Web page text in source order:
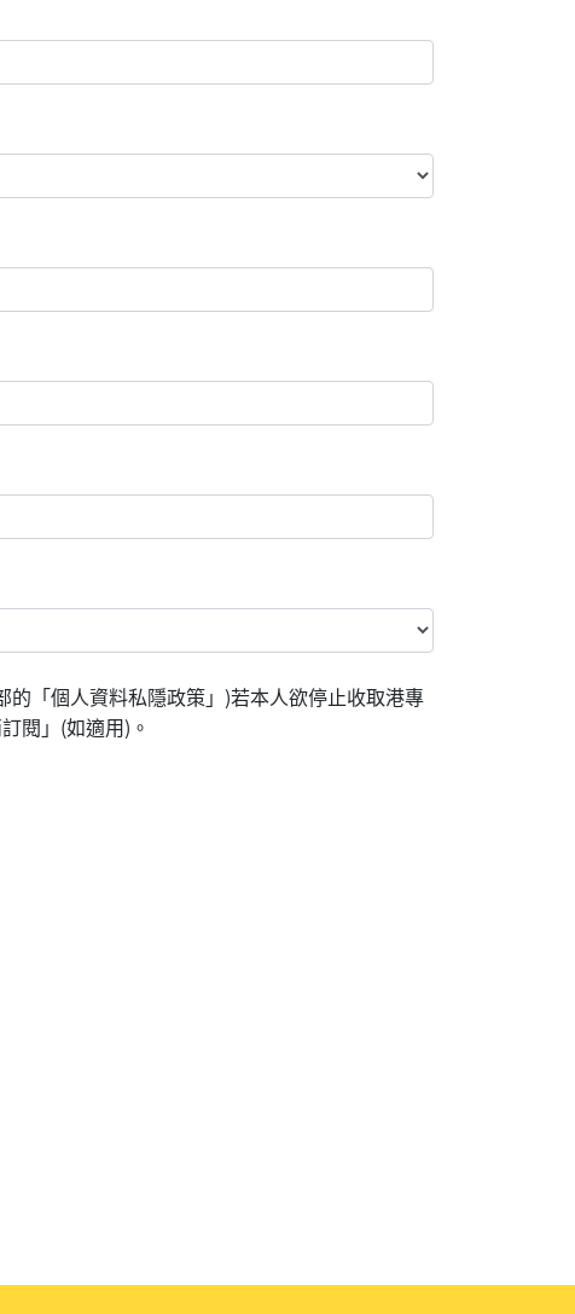
「個人資料私隱政策」)若本人欲停止收取港專
閱」(如適用)。